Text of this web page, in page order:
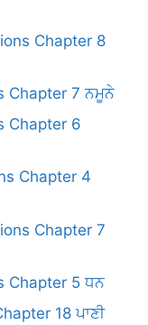
Chapter 8
Chapter 7 ਨਮੂਨੇ
Chapter 6
Chapter 4
Chapter 7
Chapter 5 ਧਨ
18 ਪਾਣੀ